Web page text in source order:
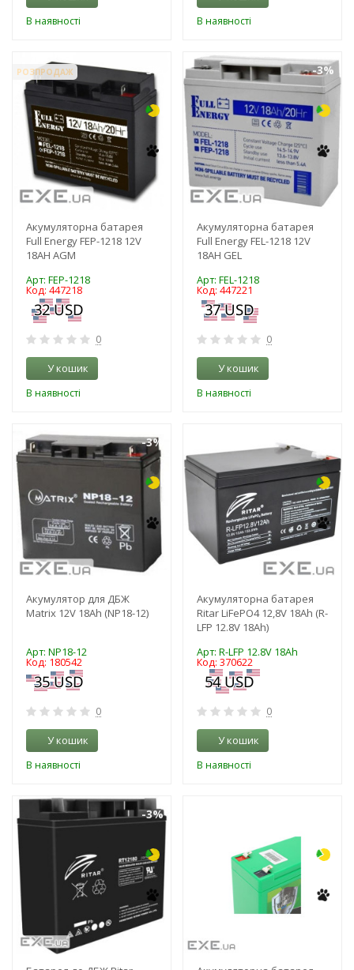
В наявності В наявності
РОЗПРОДАЖ -3%
Акумуляторна батарея
Full Energy FEP-1218 12V
18AH AGM
Арт: FEP-1218
Код: 447218
0
У кошик
В наявності
-3%
Акумуляторна батарея
Full Energy FEL-1218 12V
18AH GEL
Арт: FEL-1218
Код: 447221
0
У кошик
В наявності
-3%
Акумулятор для ДБЖ
Matrix 12V 18Ah (NP18-12)
Арт: NP18-12
Код: 180542
0
У кошик
В наявності
Акумуляторна батарея
Ritar LiFePO4 12,8V 18Ah (R-
LFP 12.8V 18Ah)
Арт: R-LFP 12.8V 18Ah
Код: 370622
0
У кошик
В наявності
-3%